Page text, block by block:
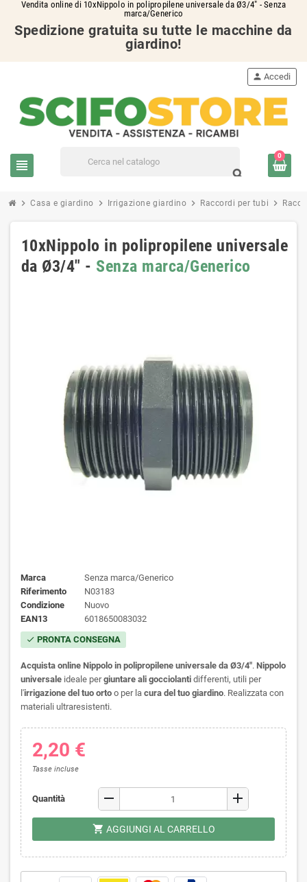
Vendita online di 10xNippolo in polipropilene universale da Ø3/4" - Senza
marca/Generico
Spedizione gratuita su tutte le macchine da
giardino!
view_headline
search
person Accedi
0
chevron_right Casa e giardino chevron_right Irrigazione giardino chevron_right Raccordi per tubi chevron_right
10xNippolo in polipropilene universale
da Ø3/4" - Senza marca/Generico
Marca
Senza marca/Generico
Riferimento
N03183
Condizione
Nuovo
EAN13
6018650083032
check PRONTA CONSEGNA
Acquista online Nippolo in polipropilene universale da Ø3/4". Nippolo
universale ideale pergiuntare ali gocciolanti differenti, utili per
l'irrigazione del tuo orto o per la cura del tuo giardino. Realizzata con
materiali ultraresistenti.
2,20 €
Tasse incluse
Quantità remove add
shopping_cart AGGIUNGI AL CARRELLO